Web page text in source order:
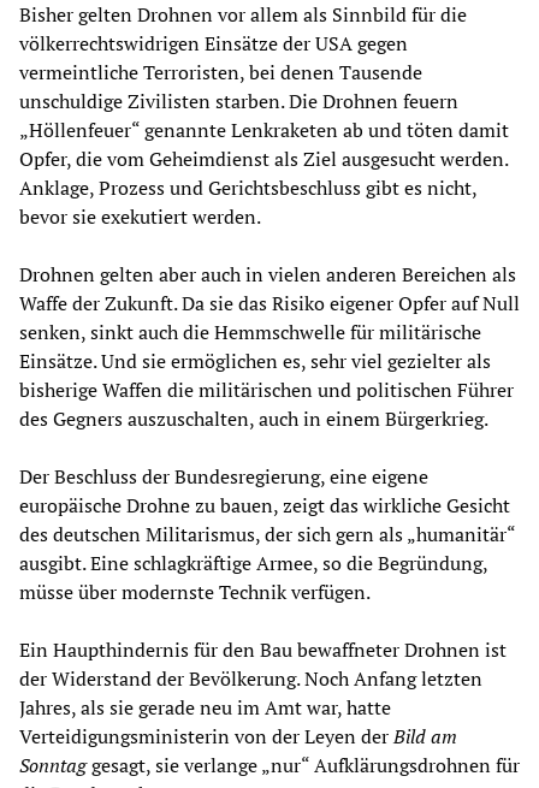
Bisher gelten Drohnen vor allem als Sinnbild für die
völkerrechtswidrigen Einsätze der USA gegen
vermeintliche Terroristen, bei denen Tausende
unschuldige Zivilisten starben. Die Drohnen feuern
„Höllenfeuer“ genannte Lenkraketen ab und töten damit
Opfer, die vom Geheimdienst als Ziel ausgesucht werden.
Anklage, Prozess und Gerichtsbeschluss gibt es nicht,
bevor sie exekutiert werden.
Drohnen gelten aber auch in vielen anderen Bereichen als
Waffe der Zukunft. Da sie das Risiko eigener Opfer auf Null
senken, sinkt auch die Hemmschwelle für militärische
Einsätze. Und sie ermöglichen es, sehr viel gezielter als
bisherige Waffen die militärischen und politischen Führer
des Gegners auszuschalten, auch in einem Bürgerkrieg.
Der Beschluss der Bundesregierung, eine eigene
europäische Drohne zu bauen, zeigt das wirkliche Gesicht
des deutschen Militarismus, der sich gern als „humanitär“
ausgibt. Eine schlagkräftige Armee, so die Begründung,
müsse über modernste Technik verfügen.
Ein Haupthindernis für den Bau bewaffneter Drohnen ist
der Widerstand der Bevölkerung. Noch Anfang letzten
Jahres, als sie gerade neu im Amt war, hatte
Verteidigungsministerin von der Leyen derBild am
Sonntaggesagt, sie verlange „nur“ Aufklärungsdrohnen für